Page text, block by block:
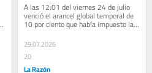
A las 12:01 del viernes 24 de julio
venció el arancel global temporal de
10 por ciento que había impuesto la
administración Trump. Sin embargo,
en...
29.07.2026
20
La Razón